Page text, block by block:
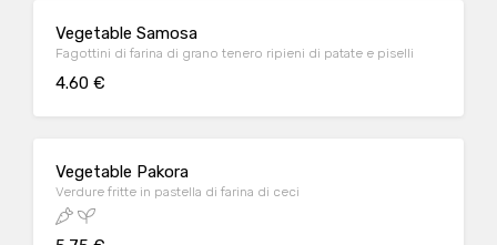
Vegetable Samosa
Fagottini di farina di grano tenero ripieni di patate e piselli
4.60 €
Vegetable Pakora
Verdure fritte in pastella di farina di ceci